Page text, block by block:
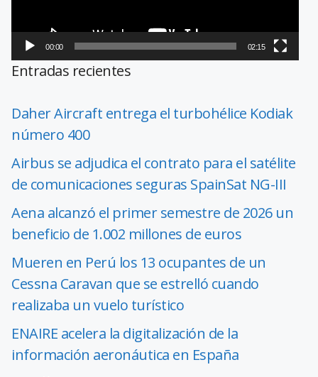
00:00 02:15
Entradas recientes
Daher Aircraft entrega el turbohélice Kodiak
número 400
Airbus se adjudica el contrato para el satélite
de comunicaciones seguras SpainSat NG-III
Aena alcanzó el primer semestre de 2026 un
beneficio de 1.002 millones de euros
Mueren en Perú los 13 ocupantes de un
Cessna Caravan que se estrelló cuando
realizaba un vuelo turístico
ENAIRE acelera la digitalización de la
información aeronáutica en España